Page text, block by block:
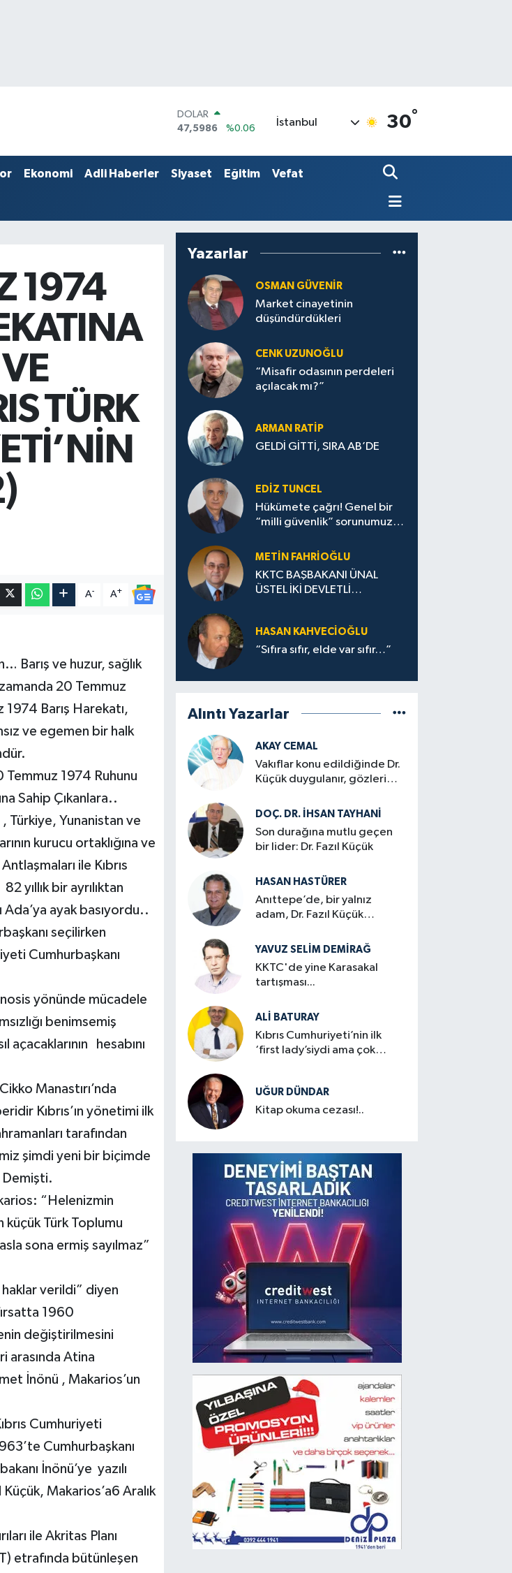
DOLAR
47,5986
%0.06
55,0700
%0.1
STERLİN
İstanbul 30°
Ekonomi Adli Haberler Siyaset Eğitim Vefat
1974
TÜRK
A- A+
Barış ve huzur, sağlık
20 Temmuz
1974 Barış Harekatı,
ve egemen bir halk
1974 Ruhunu
Sahip Çıkanlara..
Türkiye, Yunanistan ve
kurucu ortaklığına ve
ile Kıbrıs
yıllık bir ayrılıktan
ayak basıyordu..
seçilirken
Cumhurbaşkanı
yönünde mücadele
benimsemiş
açacaklarının hesabını
Manastırı’nda
Kıbrıs’ın yönetimi ilk
tarafından
şimdi yeni bir biçimde
Demişti.
“Helenizmin
küçük Türk Toplumu
sona ermiş sayılmaz”
haklar verildi” diyen
1960
değiştirilmesini
arasında Atina
İnönü , Makarios’un
Cumhuriyeti
Cumhurbaşkanı
İnönü’ye yazılı
Makarios’a6 Aralık
ile Akritas Planı
etrafında bütünleşen
Yazarlar
OSMAN GÜVENİR
Market cinayetinin
düşündürdükleri
CENK UZUNOĞLU
“Misafir odasının perdeleri
açılacak mı?”
ARMAN RATİP
GELDİ GİTTİ, SIRA AB’DE
EDIZ TUNCEL
Hükümete çağrı! Genel bir
“milli güvenlik” sorunumuz
METIN FAHRİOĞLU
KKTC BAŞBAKANI ÜNAL
ÜSTEL İKİ DEVLETLİ
HASAN KAHVECİOĞLU
“Sıfıra sıfır, elde var sıfır…”
Alıntı Yazarlar
AKAY CEMAL
Vakıflar konu edildiğinde Dr.
Küçük duygulanır, gözleri
DOÇ. DR. İHSAN TAYHANI
Son durağına mutlu geçen
bir lider: Dr. Fazıl Küçük
HASAN HASTÜRER
Anıttepe’de, bir yalnız
adam, Dr. Fazıl Küçük…
YAVUZ SELIM DEMIRAĞ
KKTC'de yine Karasakal
tartışması...
ALI BATURAY
Kıbrıs Cumhuriyeti’nin ilk
‘first lady’siydi ama çok
UĞUR DÜNDAR
Kitap okuma cezası!..